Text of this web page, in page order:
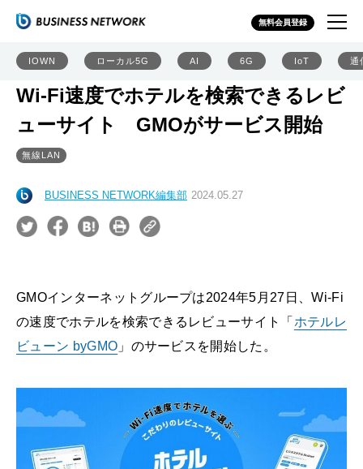
無料会員登録
IOWN ローカル5G AI 6G IoT 通
Wi-Fi速度でホテルを検索できるレビ
ューサイト GMOがサービス開始
無線LAN
BUSINESS NETWORK編集部 2024.05.27
GMOインターネットグループは2024年5月27日、Wi-Fi
の速度でホテルを検索できるレビューサイト「 ホテルレ
ビューン byGMO 」のサービスを開始した。